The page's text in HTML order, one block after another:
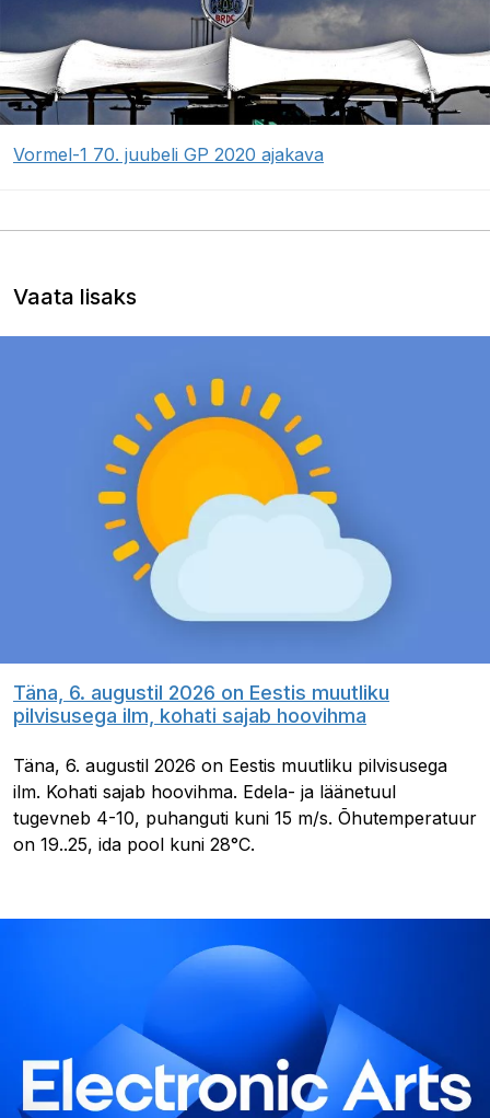
Vormel-1 70. juubeli GP 2020 ajakava
Vaata lisaks
Täna, 6. augustil 2026 on Eestis muutliku
pilvisusega ilm, kohati sajab hoovihma
Täna, 6. augustil 2026 on Eestis muutliku pilvisusega
ilm. Kohati sajab hoovihma. Edela- ja läänetuul
tugevneb 4-10, puhanguti kuni 15 m/s. Õhutemperatuur
on 19..25, ida pool kuni 28°C.